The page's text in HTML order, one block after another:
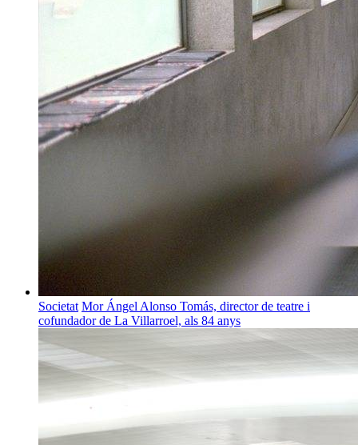
Societat Mor Ángel Alonso Tomás, director de teatre i
cofundador de La Villarroel, als 84 anys